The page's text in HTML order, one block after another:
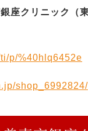
座クリニック（
p/%40hlq6452e
shop_6992824/